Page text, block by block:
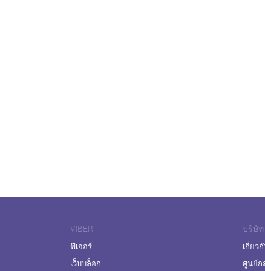
VIBER
ฟีเจอร์
เว็บบล็อก
บริษัท
เกี่ยว
ศูนย์ก